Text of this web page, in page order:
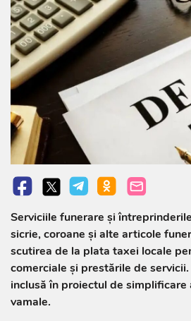
Serviciile funerare și
sicrie, coroane și alte articole
scutirea de la plata taxei locale
comerciale și prestările de
inclusă în proiectul de
vamale.